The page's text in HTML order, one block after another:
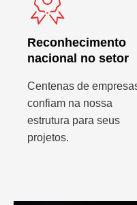
Reconhecimento
nacional no setor
Centenas de
confiam na nossa
estrutura para seus
projetos.